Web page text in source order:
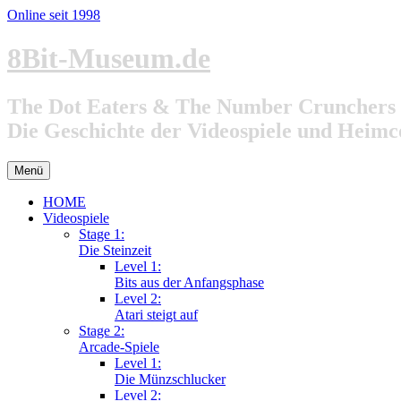
Online seit 1998
Zum
Inhalt
8Bit-Museum.de
The Dot Eaters & The Number Crunchers
Die Geschichte der Videospiele und
Menü
HOME
Videospiele
Stage 1:
Die Steinzeit
Level 1:
Bits aus der Anfangsphase
Level 2:
Atari steigt auf
Stage 2:
Arcade-Spiele
Level 1:
Die Münzschlucker
Level 2: